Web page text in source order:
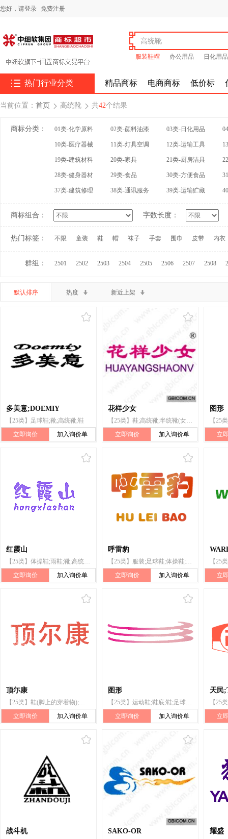
您好， 请登录 免费注册
服装鞋帽 办公用品 日化用品
 热门行业分类 精品商标 电商商标 低价标
当前位置： 首页  高统靴  共42个结果
商标分类： 01类-化学原料 02类-颜料油漆 03类-日化用品
10类-医疗器械 11类-灯具空调 12类-运输工具
19类-建筑材料 20类-家具 21类-厨房洁具
28类-健身器材 29类-食品 30类-方便食品
37类-建筑修理 38类-通讯服务 39类-运输贮藏
商标组合： 字数长度：
热门标签： 不限 童装 鞋 帽 袜子 手套 围巾 皮带 内衣
群组： 2501 2502 2503 2504 2505 2506 2507 2508
默认排序 热度 新近上架
多美意;DOEMIY
【25类】足球鞋;靴;高统靴;鞋
立即询价
加入询价单
花样少女
【25类】鞋;高统靴;半统靴(女鞋)
立即询价
加入询价单
图形
立
红霞山
【25类】体操鞋;雨鞋;靴;高统靴;套鞋;拖鞋;凉鞋;鞋;运动鞋;袜
立即询价
加入询价单
呼雷豹
【25类】服装;足球鞋;体操鞋;运动鞋;靴;高统靴;鞋;跑鞋(带金属钉);帽;袜
立即询价
加入询价单 立
顶尓康
【25类】鞋(脚上的穿着物);靴;半统靴;系带靴子;高统靴;草鞋;套鞋;凉鞋;鞋;运动鞋
立即询价
加入询价单
图形
【25类】运动鞋;鞋底;鞋;足球鞋;高统靴;鞋后跟;木鞋;鞋帮;凉鞋;鞋垫
立即询价
加入询价单
天民
立
战斗机 SAKO-OR 耀盛